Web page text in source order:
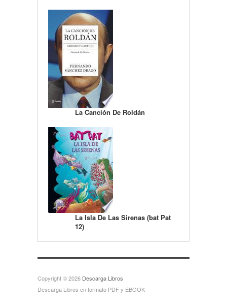
La Canción De Roldán
La Isla De Las Sirenas (bat Pat
12)
Copyright © 2026 Descarga Libros
Descarga Libros en formato PDF y EBOOK